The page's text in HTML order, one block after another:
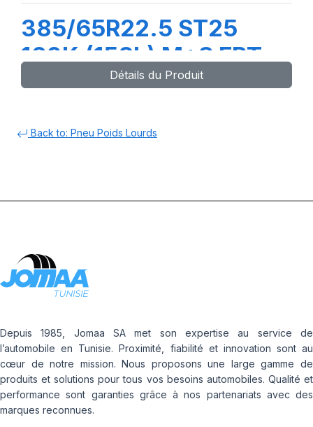
385/65R22.5 ST25
160K (158L) M+S FRT
Détails du Produit
Back to: Pneu Poids Lourds
Depuis 1985, Jomaa SA met son expertise au service de
l’automobile en Tunisie. Proximité, fiabilité et innovation sont au
cœur de notre mission. Nous proposons une large gamme de
produits et solutions pour tous vos besoins automobiles. Qualité et
performance sont garanties grâce à nos partenariats avec des
marques reconnues.